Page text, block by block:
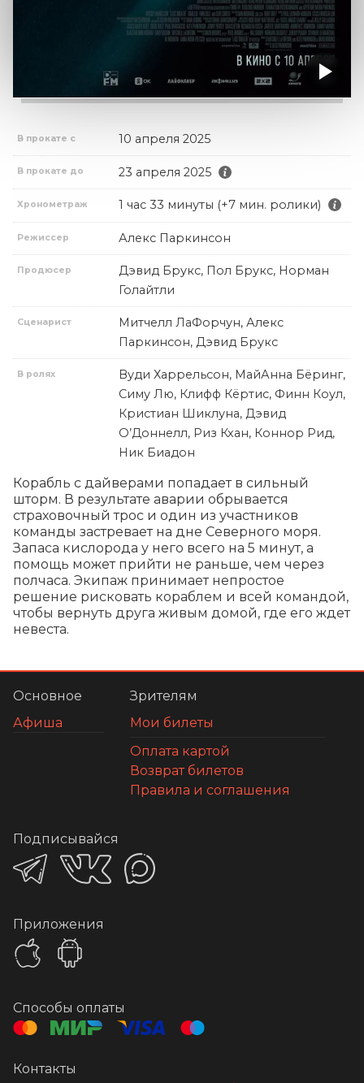
В прокате с 10 апреля 2025
В прокате до 23 апреля 2025
Хронометраж 1 час 33 минуты (+7 мин. ролики)
Режиссер Алекс Паркинсон
Продюсер
Дэвид Брукс, Пол Брукс, Норман
Голайтли
Сценарист
Митчелл ЛаФорчун, Алекс
Паркинсон, Дэвид Брукс
В ролях
Вуди Харрельсон, МайАнна Бёринг,
Симу Лю, Клифф Кёртис, Финн Коул,
Кристиан Шиклуна, Дэвид
О’Доннелл, Риз Кхан, Коннор Рид,
Ник Биадон
Корабль с дайверами попадает в сильный
шторм. В результате аварии обрывается
страховочный трос и один из участников
команды застревает на дне Северного моря.
Запаса кислорода у него всего на 5 минут, а
помощь может прийти не раньше, чем через
полчаса. Экипаж принимает непростое
решение рисковать кораблем и всей командой,
чтобы вернуть друга живым домой, где его ждет
невеста.
Основное
Афиша
Зрителям
Мои билеты
Оплата картой
Возврат билетов
Правила и соглашения
Подписывайся
Приложения
Способы оплаты
Контакты